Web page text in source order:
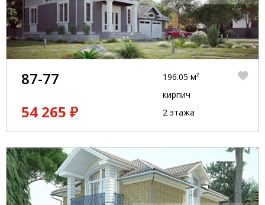
87-77
54 265 ₽
196.05 м²
кирпич
2 этажа